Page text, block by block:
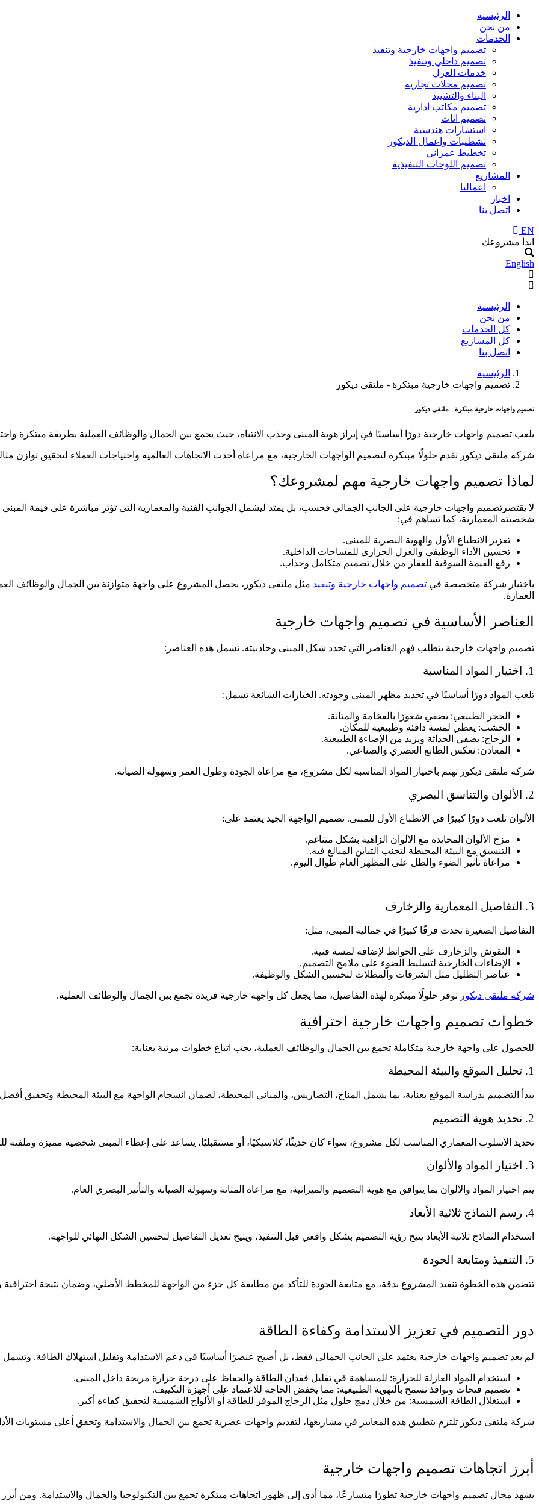
الرئيسية
من نحن
الخدمات
تصميم واجهات خارجية وتنفيذ
تصميم داخلي وتنفيذ
خدمات العزل
تصميم محلات تجارية
البناء والتشييد
تصميم مكاتب ادارية
تصميم اثاث
استشارات هندسية
تشطيبات واعمال الديكور
تخطيط عمراني
تصميم اللوحات التنفيذية
المشاريع
اعمالنا
اخبار
اتصل بنا
EN
ابدأ مشروعك
English
الرئيسية
من نحن
كل الخدمات
كل المشاريع
اتصل بنا
الرئيسية
تصميم واجهات خارجية مبتكرة - ملتقى ديكور
تصميم واجهات خارجية مبتكرة - ملتقى ديكور
يلعب تصميم واجهات خارجية دورًا أساسيًا في إبراز هوية المبنى وجذب الانتباه، حيث يجمع بين الجمال والوظائف العملية بطريقة مبتكرة
شركة ملتقى ديكور تقدم حلولًا مبتكرة لتصميم الواجهات الخارجية، مع مراعاة أحدث الاتجاهات العالمية واحتياجات العملاء لتحقيق توازن
لماذا تصميم واجهات خارجية مهم لمشروعك؟
لا يقتصرتصميم واجهات خارجية على الجانب الجمالي فحسب، بل يمتد ليشمل الجوانب الفنية والمعمارية التي تؤثر مباشرة على قيمة
شخصيته المعمارية، كما تساهم في:
تعزيز الانطباع الأول والهوية البصرية للمبنى.
تحسين الأداء الوظيفي والعزل الحراري للمساحات الداخلية.
رفع القيمة السوقية للعقار من خلال تصميم متكامل وجذاب.
باختيار شركة متخصصة في تصميم واجهات خارجية وتنفيذ مثل ملتقى ديكور، يحصل المشروع على واجهة متوازنة بين الجمال والوظائف
العمارة.
العناصر الأساسية في تصميم واجهات خارجية
تصميم واجهات خارجية يتطلب فهم العناصر التي تحدد شكل المبنى وجاذبيته. تشمل هذه العناصر:
1. اختيار المواد المناسبة
تلعب المواد دورًا أساسيًا في تحديد مظهر المبنى وجودته. الخيارات الشائعة تشمل:
الحجر الطبيعي: يضفي شعورًا بالفخامة والمتانة.
الخشب: يعطي لمسة دافئة وطبيعية للمكان.
الزجاج: يضفي الحداثة ويزيد من الإضاءة الطبيعية.
المعادن: تعكس الطابع العصري والصناعي.
شركة ملتقى ديكور تهتم باختيار المواد المناسبة لكل مشروع، مع مراعاة الجودة وطول العمر وسهولة الصيانة.
2. الألوان والتناسق البصري
الألوان تلعب دورًا كبيرًا في الانطباع الأول للمبنى. تصميم الواجهة الجيد يعتمد على:
مزج الألوان المحايدة مع الألوان الزاهية بشكل متناغم.
التنسيق مع البيئة المحيطة لتجنب التباين المبالغ فيه.
مراعاة تأثير الضوء والظل على المظهر العام طوال اليوم.
3. التفاصيل المعمارية والزخارف
التفاصيل الصغيرة تحدث فرقًا كبيرًا في جمالية المبنى، مثل:
النقوش والزخارف على الحوائط لإضافة لمسة فنية.
الإضاءات الخارجية لتسليط الضوء على ملامح التصميم.
عناصر التظليل مثل الشرفات والمظلات لتحسين الشكل والوظيفة.
شركة ملتقى ديكور توفر حلولًا مبتكرة لهذه التفاصيل، مما يجعل كل واجهة خارجية فريدة تجمع بين الجمال والوظائف العملية.
خطوات تصميم واجهات خارجية احترافية
للحصول على واجهة خارجية متكاملة تجمع بين الجمال والوظائف العملية، يجب اتباع خطوات مرتبة بعناية:
1. تحليل الموقع والبيئة المحيطة
يبدأ التصميم بدراسة الموقع بعناية، بما يشمل المناخ، التضاريس، والمباني المحيطة، لضمان انسجام الواجهة مع البيئة المحيطة وتحقيق أفضل
2. تحديد هوية التصميم
تحديد الأسلوب المعماري المناسب لكل مشروع، سواء كان حديثًا، كلاسيكيًا، أو مستقبليًا، يساعد على إعطاء المبنى شخصية مميزة وملفتة
3. اختيار المواد والألوان
يتم اختيار المواد والألوان بما يتوافق مع هوية التصميم والميزانية، مع مراعاة المتانة وسهولة الصيانة والتأثير البصري العام.
4. رسم النماذج ثلاثية الأبعاد
استخدام النماذج ثلاثية الأبعاد يتيح رؤية التصميم بشكل واقعي قبل التنفيذ، ويتيح تعديل التفاصيل لتحسين الشكل النهائي للواجهة.
5. التنفيذ ومتابعة الجودة
تتضمن هذه الخطوة تنفيذ المشروع بدقة، مع متابعة الجودة للتأكد من مطابقة كل جزء من الواجهة للمخطط الأصلي، وضمان نتيجة احترافية
دور التصميم في تعزيز الاستدامة وكفاءة الطاقة
لم يعد تصميم واجهات خارجية يعتمد على الجانب الجمالي فقط، بل أصبح عنصرًا أساسيًا في دعم الاستدامة وتقليل استهلاك الطاقة. وتشمل
استخدام المواد العازلة للحرارة: للمساهمة في تقليل فقدان الطاقة والحفاظ على درجة حرارة مريحة داخل المبنى.
تصميم فتحات ونوافذ تسمح بالتهوية الطبيعية: مما يخفض الحاجة للاعتماد على أجهزة التكييف.
استغلال الطاقة الشمسية: من خلال دمج حلول مثل الزجاج الموفر للطاقة أو الألواح الشمسية لتحقيق كفاءة أكبر.
شركة ملتقى ديكور تلتزم بتطبيق هذه المعايير في مشاريعها، لتقديم واجهات عصرية تجمع بين الجمال والاستدامة وتحقق أعلى مستويات
أبرز اتجاهات تصميم واجهات خارجية
يشهد مجال تصميم واجهات خارجية تطورًا متسارعًا، مما أدى إلى ظهور اتجاهات مبتكرة تجمع بين التكنولوجيا والجمال والاستدامة. ومن أبرز